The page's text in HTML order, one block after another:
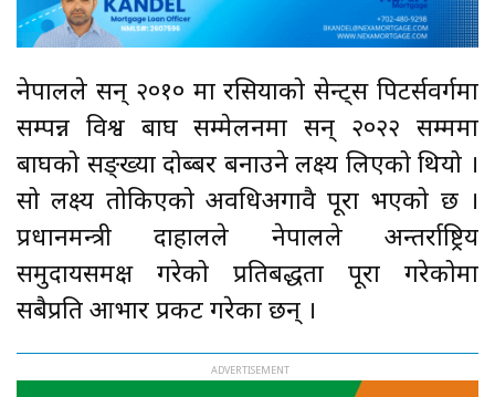
नेपालले सन् २०१० मा रसियाको सेन्ट्स पिटर्सवर्गमा
सम्पन्न विश्व बाघ सम्मेलनमा सन् २०२२ सम्ममा
बाघको सङ्ख्या दोब्बर बनाउने लक्ष्य लिएको थियो ।
सो लक्ष्य तोकिएको अवधिअगावै पूरा भएको छ ।
प्रधानमन्त्री दाहालले नेपालले अन्तर्राष्ट्रिय
समुदायसमक्ष गरेको प्रतिबद्धता पूरा गरेकोमा
सबैप्रति आभार प्रकट गरेका छन् ।